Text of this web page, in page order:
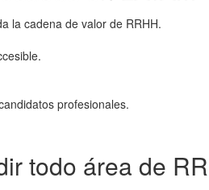
la cadena de valor de RRHH.
profesionales.
todo área de